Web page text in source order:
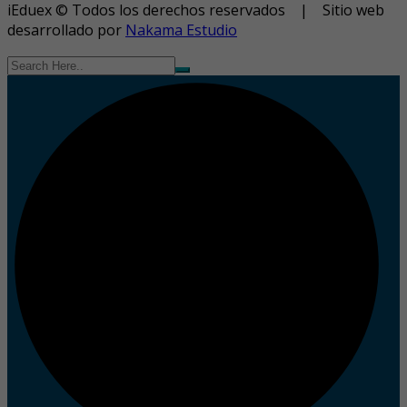
iEduex © Todos los derechos reservados | Sitio web
desarrollado por Nakama Estudio